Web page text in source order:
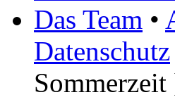
Das Team •
Datenschutz
Sommerzeit